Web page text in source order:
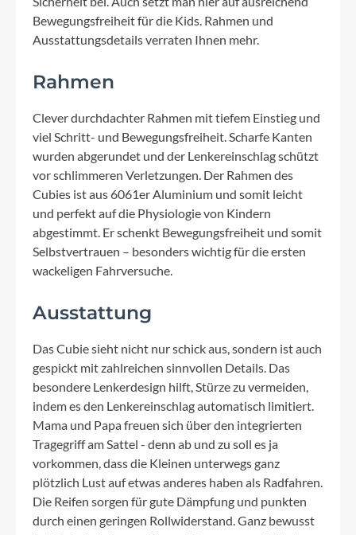
Bewegungsfreiheit für die Kids. Rahmen und
Ausstattungsdetails verraten Ihnen mehr.
Rahmen
Clever durchdachter Rahmen mit tiefem Einstieg und
viel Schritt- und Bewegungsfreiheit. Scharfe Kanten
wurden abgerundet und der Lenkereinschlag schützt
vor schlimmeren Verletzungen. Der Rahmen des
Cubies ist aus 6061er Aluminium und somit leicht
und perfekt auf die Physiologie von Kindern
abgestimmt. Er schenkt Bewegungsfreiheit und somit
Selbstvertrauen – besonders wichtig für die ersten
wackeligen Fahrversuche.
Ausstattung
Das Cubie sieht nicht nur schick aus, sondern ist auch
gespickt mit zahlreichen sinnvollen Details. Das
besondere Lenkerdesign hilft, Stürze zu vermeiden,
indem es den Lenkereinschlag automatisch limitiert.
Mama und Papa freuen sich über den integrierten
Tragegriff am Sattel - denn ab und zu soll es ja
vorkommen, dass die Kleinen unterwegs ganz
plötzlich Lust auf etwas anderes haben als Radfahren.
Die Reifen sorgen für gute Dämpfung und punkten
durch einen geringen Rollwiderstand. Ganz bewusst